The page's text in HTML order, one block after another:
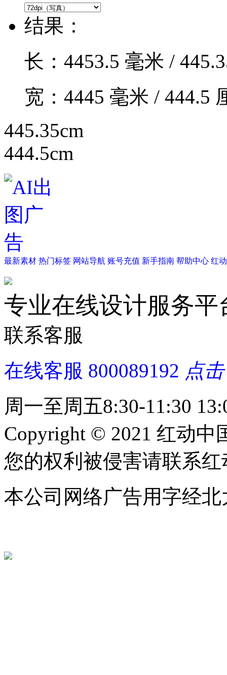
结果：
长： 4453.5 毫米 /
宽： 4445 毫米 / 444.5
445.35cm
444.5cm
最新素材 热门标签 网站导航 账号充值 新手指南 帮助中心 红
专业在线设计服务平
联系客服
在线客服 800089192 点
周一至周五8:30-11:30
Copyright © 2021 红动中
您的权利被侵害请联系红
本公司网络广告用字经